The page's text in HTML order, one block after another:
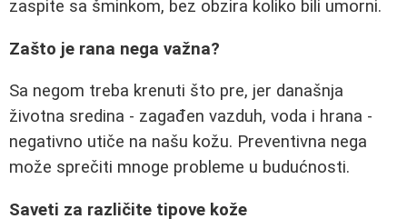
zaspite sa šminkom, bez obzira koliko bili umorni.
Zašto je rana nega važna?
Sa negom treba krenuti što pre, jer današnja
životna sredina - zagađen vazduh, voda i hrana -
negativno utiče na našu kožu. Preventivna nega
može sprečiti mnoge probleme u budućnosti.
Saveti za različite tipove kože